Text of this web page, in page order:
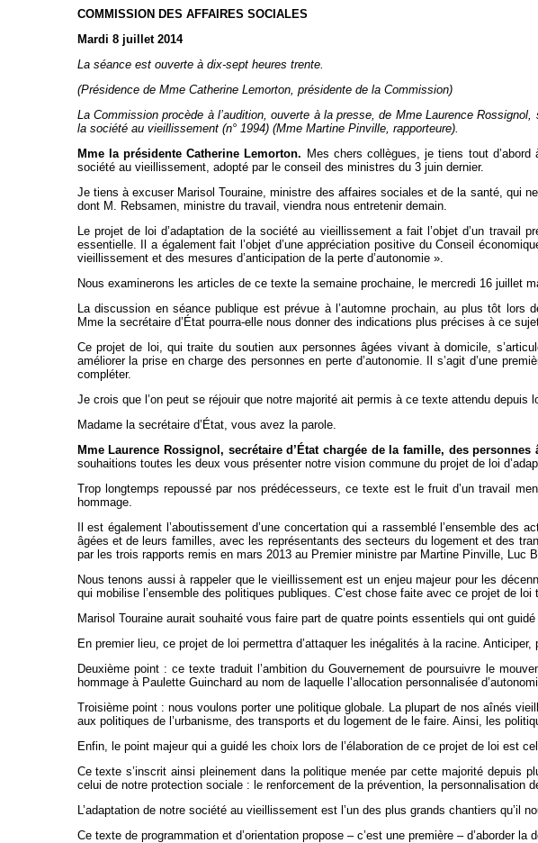
COMMISSION DES AFFAIRES SOCIALES
Mardi 8 juillet 2014
La séance est ouverte à dix-sept heures trente.
(Présidence de Mme Catherine Lemorton, présidente de la Commission)
La Commission procède à l’audition, ouverte à la presse, de Mme Laurence
la société au vieillissement (n° 1994) (Mme Martine Pinville, rapporteure).
Mme la présidente Catherine Lemorton. Mes chers collègues, je tiens tout
société au vieillissement, adopté par le conseil des ministres du 3 juin dernier.
Je tiens à excuser Marisol Touraine, ministre des affaires sociales et de la santé, qui
dont M. Rebsamen, ministre du travail, viendra nous entretenir demain.
Le projet de loi d’adaptation de la société au vieillissement a fait l’objet d’un travail
essentielle. Il a également fait l’objet d’une appréciation positive du Conseil
vieillissement et des mesures d’anticipation de la perte d’autonomie ».
Nous examinerons les articles de ce texte la semaine prochaine, le mercredi 16 juillet
La discussion en séance publique est prévue à l’automne prochain, au plus tôt
Mme la secrétaire d’État pourra-elle nous donner des indications plus précises à ce
Ce projet de loi, qui traite du soutien aux personnes âgées vivant à domicile,
améliorer la prise en charge des personnes en perte d’autonomie. Il s’agit d’une
compléter.
Je crois que l’on peut se réjouir que notre majorité ait permis à ce texte attendu
Madame la secrétaire d’État, vous avez la parole.
Mme Laurence Rossignol, secrétaire d’État chargée de la famille, des personnes
souhaitions toutes les deux vous présenter notre vision commune du projet de loi
Trop longtemps repoussé par nos prédécesseurs, ce texte est le fruit d’un travail
hommage.
Il est également l’aboutissement d’une concertation qui a rassemblé l’ensemble
âgées et de leurs familles, avec les représentants des secteurs du logement et des
par les trois rapports remis en mars 2013 au Premier ministre par Martine Pinville, Luc
Nous tenons aussi à rappeler que le vieillissement est un enjeu majeur pour les
qui mobilise l’ensemble des politiques publiques. C’est chose faite avec ce projet de
Marisol Touraine aurait souhaité vous faire part de quatre points essentiels qui ont
En premier lieu, ce projet de loi permettra d’attaquer les inégalités à la racine.
Deuxième point : ce texte traduit l’ambition du Gouvernement de poursuivre le
hommage à Paulette Guinchard au nom de laquelle l’allocation personnalisée
Troisième point : nous voulons porter une politique globale. La plupart de nos aînés
aux politiques de l’urbanisme, des transports et du logement de le faire. Ainsi, les
Enfin, le point majeur qui a guidé les choix lors de l’élaboration de ce projet de loi est
Ce texte s’inscrit ainsi pleinement dans la politique menée par cette majorité depuis
celui de notre protection sociale : le renforcement de la prévention, la personnalisation
L’adaptation de notre société au vieillissement est l’un des plus grands chantiers qu’il
Ce texte de programmation et d’orientation propose – c’est une première – d’aborder